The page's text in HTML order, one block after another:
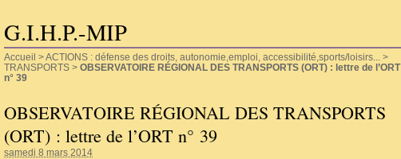
G.I.H.P.-MIP
Accueil >ACTIONS : défense des droits, autonomie,emploi, accessibilité,sports/loisirs...
>
TRANSPORTS > OBSERVATOIRE RÉGIONAL DES TRANSPORTS (ORT) : lettre de l’ORT
n° 39
OBSERVATOIRE RÉGIONAL DES TRANSPORTS
(ORT) : lettre de l’ORT n° 39
samedi 8 mars 2014